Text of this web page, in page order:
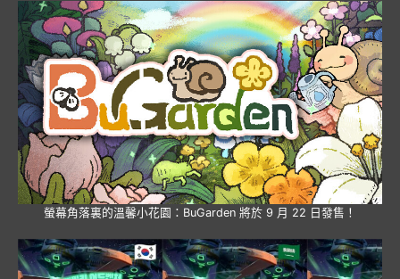
螢幕角落裏的溫馨小花園：BuGarden 將於 9 月 22 日發售！